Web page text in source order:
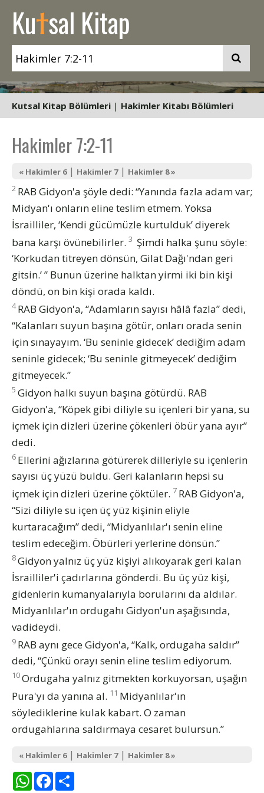
Kutsal Kitap
Kutsal Kitap Bölümleri | Hakimler Kitabı Bölümleri
Hakimler 7:2-11
« Hakimler 6| Hakimler 7| Hakimler 8 »
2 RAB Gidyon'a şöyle dedi: “Yanında fazla adam var;
Midyan'ı onların eline teslim etmem. Yoksa
İsrailliler, ‘Kendi gücümüzle kurtulduk’ diyerek
bana karşı övünebilirler. 3 Şimdi halka şunu söyle:
‘Korkudan titreyen dönsün, Gilat Dağı'ndan geri
gitsin.’ ” Bunun üzerine halktan yirmi iki bin kişi
döndü, on bin kişi orada kaldı.
4 RAB Gidyon'a, “Adamların sayısı hâlâ fazla” dedi,
“Kalanları suyun başına götür, onları orada senin
için sınayayım. ‘Bu seninle gidecek’ dediğim adam
seninle gidecek; ‘Bu seninle gitmeyecek’ dediğim
gitmeyecek.”
5 Gidyon halkı suyun başına götürdü. RAB
Gidyon'a, “Köpek gibi diliyle su içenleri bir yana, su
içmek için dizleri üzerine çökenleri öbür yana ayır”
dedi.
6 Ellerini ağızlarına götürerek dilleriyle su içenlerin
sayısı üç yüzü buldu. Geri kalanların hepsi su
içmek için dizleri üzerine çöktüler. 7 RAB Gidyon'a,
“Sizi diliyle su içen üç yüz kişinin eliyle
kurtaracağım” dedi, “Midyanlılar'ı senin eline
teslim edeceğim. Öbürleri yerlerine dönsün.”
8Gidyon yalnız üç yüz kişiyi alıkoyarak geri kalan
İsrailliler'i çadırlarına gönderdi. Bu üç yüz kişi,
gidenlerin kumanyalarıyla borularını da aldılar.
Midyanlılar'ın ordugahı Gidyon'un aşağısında,
vadideydi.
9 RAB aynı gece Gidyon'a, “Kalk, ordugaha saldır”
dedi, “Çünkü orayı senin eline teslim ediyorum.
10Ordugaha yalnız gitmekten korkuyorsan, uşağın
Pura'yı da yanına al. 11 Midyanlılar'ın
söylediklerine kulak kabart. O zaman
ordugahlarına saldırmaya cesaret bulursun.”
« Hakimler 6| Hakimler 7| Hakimler 8 »
WhatsAppFacebook